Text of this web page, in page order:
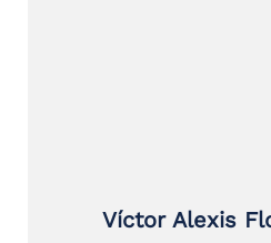
Víctor Alexis